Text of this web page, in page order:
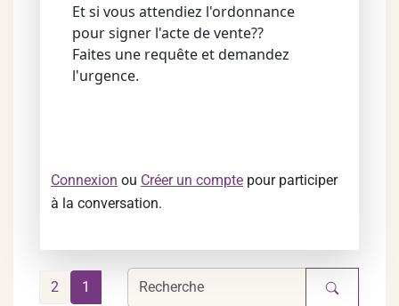
Et si vous attendiez l'ordonnance
pour signer l'acte de vente??
Faites une requête et demandez
l'urgence.
Connexion ou Créer un compte pour participer
à la conversation.
1
2